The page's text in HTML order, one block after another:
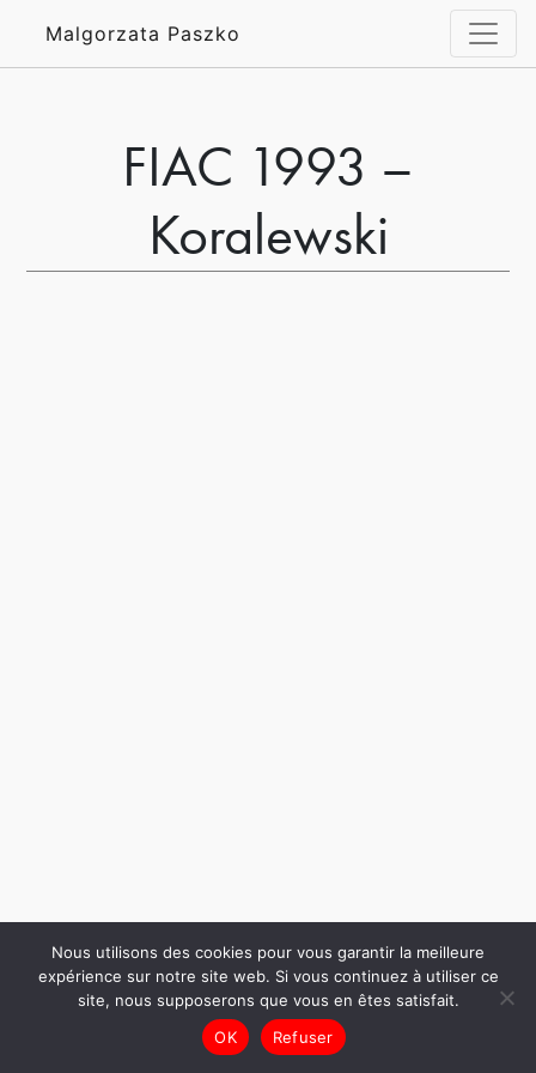
Malgorzata Paszko
FIAC 1993 –
Koralewski
Nous utilisons des cookies pour vous garantir la meilleure
expérience sur notre site web. Si vous continuez à utiliser ce
site, nous supposerons que vous en êtes satisfait.
OK
Refuser